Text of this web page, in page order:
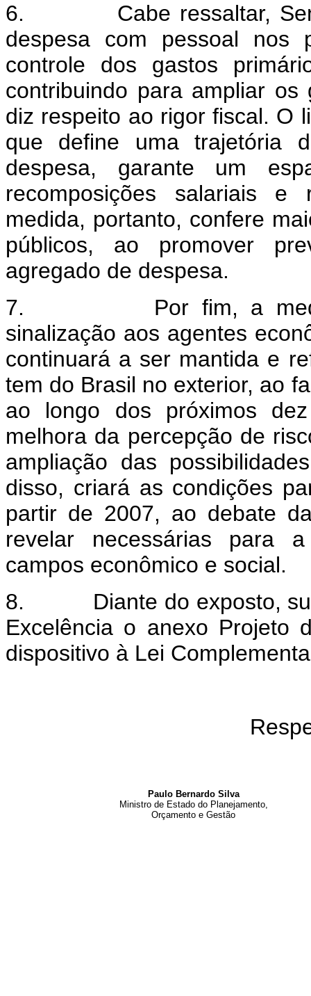
6. Cabe ressaltar,
despesa com pessoal nos
controle dos gastos
contribuindo para ampliar
diz respeito ao rigor fiscal. O
que define uma trajetória
despesa, garante um
recomposições salariais e
medida, portanto, confere
públicos, ao promover
agregado de despesa.
7. Por fim, a medida
sinalização aos agentes
continuará a ser mantida e
tem do Brasil no exterior, ao
ao longo dos próximos
melhora da percepção de
ampliação das
disso, criará as condições
partir de 2007, ao debate
revelar necessárias para
campos econômico e social.
8. Diante do exposto,
Excelência o anexo Projeto
dispositivo à Lei
Paulo Bernardo Silva
Ministro de Estado do Planejamento,
Orçamento e Gestão